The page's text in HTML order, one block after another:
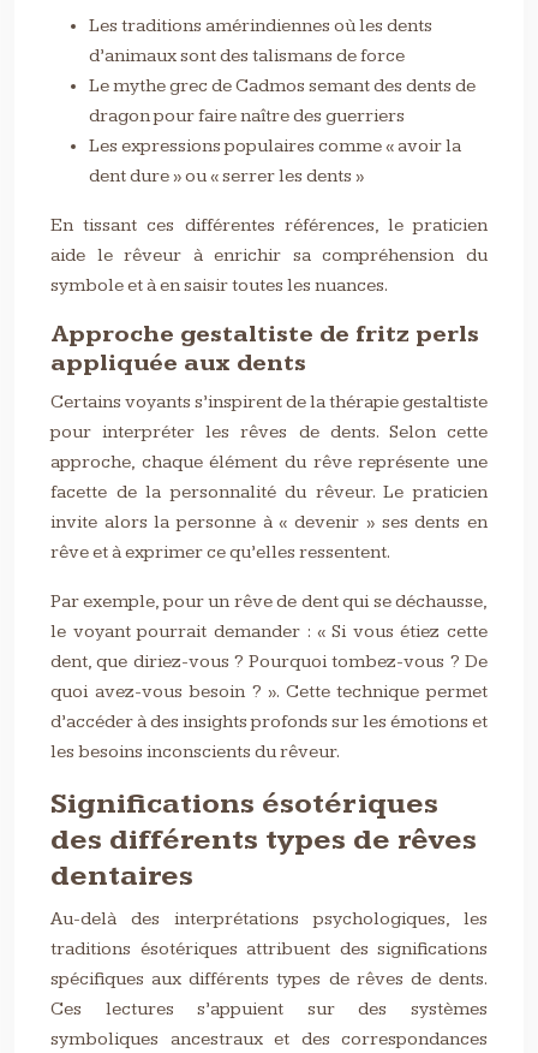
Les traditions amérindiennes où les dents
d’animaux sont des talismans de force
Le mythe grec de Cadmos semant des dents de
dragon pour faire naître des guerriers
Les expressions populaires comme « avoir la
dent dure » ou « serrer les dents »
En tissant ces différentes références, le praticien
aide le rêveur à enrichir sa compréhension du
symbole et à en saisir toutes les nuances.
Approche gestaltiste de fritz perls
appliquée aux dents
Certains voyants s’inspirent de la thérapie gestaltiste
pour interpréter les rêves de dents. Selon cette
approche, chaque élément du rêve représente une
facette de la personnalité du rêveur. Le praticien
invite alors la personne à « devenir » ses dents en
rêve et à exprimer ce qu’elles ressentent.
Par exemple, pour un rêve de dent qui se déchausse,
le voyant pourrait demander : « Si vous étiez cette
dent, que diriez-vous ? Pourquoi tombez-vous ? De
quoi avez-vous besoin ? ». Cette technique permet
d’accéder à des insights profonds sur les émotions et
les besoins inconscients du rêveur.
Significations ésotériques
des différents types de rêves
dentaires
Au-delà des interprétations psychologiques, les
traditions ésotériques attribuent des significations
spécifiques aux différents types de rêves de dents.
Ces lectures s’appuient sur des systèmes
symboliques ancestraux et des correspondances